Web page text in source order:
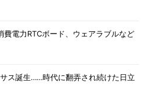
費電力RTCボード、ウェアラブルなど
ス誕生……時代に翻弄され続けた日立